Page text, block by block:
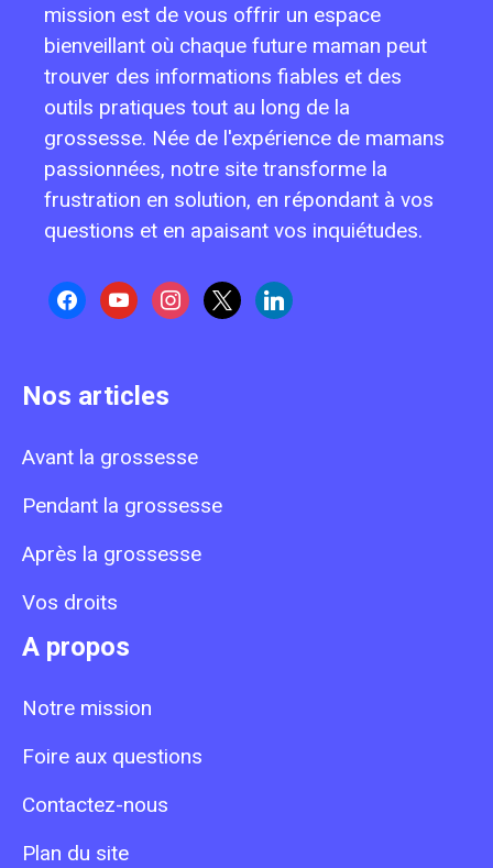
mission est de vous offrir un espace
bienveillant où chaque future maman peut
trouver des informations fiables et des
outils pratiques tout au long de la
grossesse. Née de l'expérience de mamans
passionnées, notre site transforme la
frustration en solution, en répondant à vos
questions et en apaisant vos inquiétudes.
facebookyoutubeinstagram
x linkedin
Nos articles
Avant la grossesse
Pendant la grossesse
Après la grossesse
Vos droits
A propos
Notre mission
Foire aux questions
Contactez-nous
Plan du site